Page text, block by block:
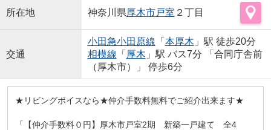
所在地 神奈川県厚木市戸室 ２丁目
交通
小田急小田原線 「 本厚木 」駅 徒歩20分
相模線 「 厚木 」駅 バス7分 「合同庁舎前
（厚木市）」 停歩6分
★リビングボイスなら★仲介手数料無料でご紹介出来ます★
「【仲介手数料０円】厚木市戸室2期 新築一戸建て 全4